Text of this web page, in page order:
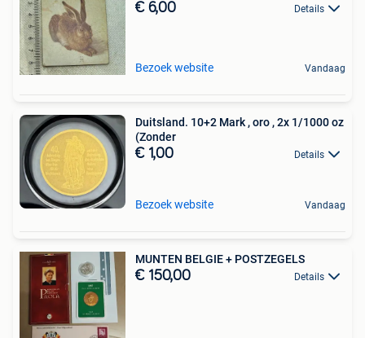
€ 6,00 Details
Bezoek website Vandaag
Duitsland. 10+2 Mark , oro , 2x 1/1000 oz
(Zonder
€ 1,00 Details
Bezoek website Vandaag
MUNTEN BELGIE + POSTZEGELS
€ 150,00 Details